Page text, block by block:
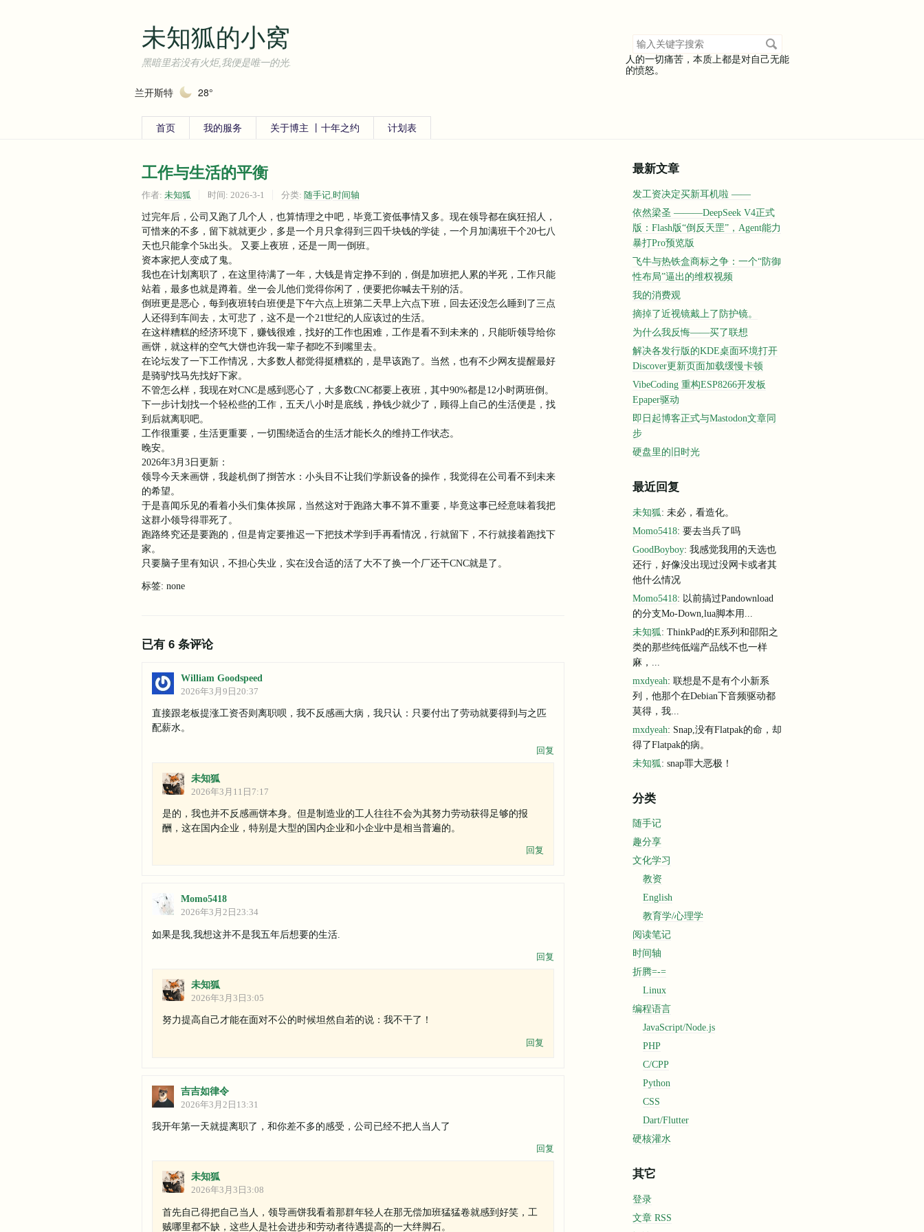
未知狐的小窝
黑暗里若没有火炬,我便是唯一的光.
搜
索
关
键
人的一切痛苦，本质上都是对自己无能
的愤怒。
兰开斯特 28°
首页 我的服务 关于博主 丨十年之约 计划表
工作与生活的平衡
作者: 未知狐 时间: 2026-3-1 分类: 随手记 时间轴
过完年后，公司又跑了几个人，也算情理之中吧，毕竟工资低事情又多。现在领导都在疯狂招人，
可惜来的不多，留下就就更少，多是一个月只拿得到三四千块钱的学徒，一个月加满班干个20七八
天也只能拿个5k出头。 又要上夜班，还是一周一倒班。
资本家把人变成了鬼。
我也在计划离职了，在这里待满了一年，大钱是肯定挣不到的，倒是加班把人累的半死，工作只能
站着，最多也就是蹲着。坐一会儿他们觉得你闲了，便要把你喊去干别的活。
倒班更是恶心，每到夜班转白班便是下午六点上班第二天早上六点下班，回去还没怎么睡到了三点
人还得到车间去，太可悲了，这不是一个21世纪的人应该过的生活。
在这样糟糕的经济环境下，赚钱很难，找好的工作也困难，工作是看不到未来的，只能听领导给你
画饼，就这样的空气大饼也许我一辈子都吃不到嘴里去。
在论坛发了一下工作情况，大多数人都觉得挺糟糕的，是早该跑了。当然，也有不少网友提醒最好
是骑驴找马先找好下家。
不管怎么样，我现在对CNC是感到恶心了，大多数CNC都要上夜班，其中90%都是12小时两班倒。
下一步计划找一个轻松些的工作，五天八小时是底线，挣钱少就少了，顾得上自己的生活便是，找
到后就离职吧。
工作很重要，生活更重要，一切围绕适合的生活才能长久的维持工作状态。
晚安。
2026年3月3日更新：
领导今天来画饼，我趁机倒了捯苦水：小头目不让我们学新设备的操作，我觉得在公司看不到未来
的希望。
于是喜闻乐见的看着小头们集体挨屌，当然这对于跑路大事不算不重要，毕竟这事已经意味着我把
这群小领导得罪死了。
跑路终究还是要跑的，但是肯定要推迟一下把技术学到手再看情况，行就留下，不行就接着跑找下
家。
只要脑子里有知识，不担心失业，实在没合适的活了大不了换一个厂还干CNC就是了。
标签: none
已有 6 条评论
William Goodspeed
2026年3月9日20:37
直接跟老板提涨工资否则离职呗，我不反感画大病，我只认：只要付出了劳动就要得到与之匹
配薪水。
回复
未知狐
2026年3月11日7:17
是的，我也并不反感画饼本身。但是制造业的工人往往不会为其努力劳动获得足够的报
酬，这在国内企业，特别是大型的国内企业和小企业中是相当普遍的。
回复
Momo5418
2026年3月2日23:34
如果是我,我想这并不是我五年后想要的生活.
回复
未知狐
2026年3月3日3:05
努力提高自己才能在面对不公的时候坦然自若的说：我不干了！
回复
吉吉如律令
2026年3月2日13:31
我开年第一天就提离职了，和你差不多的感受，公司已经不把人当人了
回复
未知狐
2026年3月3日3:08
首先自己得把自己当人，领导画饼我看着那群年轻人在那无偿加班猛猛卷就感到好笑，工
贼哪里都不缺，这些人是社会进步和劳动者待遇提高的一大绊脚石。
最新文章
发工资决定买新耳机啦 ——
依然梁圣 ———DeepSeek V4正式
版：Flash版“倒反天罡”，Agent能力
暴打Pro预览版
飞牛与热铁盒商标之争：一个“防御
性布局”逼出的维权视频
我的消费观
摘掉了近视镜戴上了防护镜。
为什么我反悔——买了联想
解决各发行版的KDE桌面环境打开
Discover更新页面加载缓慢卡顿
VibeCoding 重构ESP8266开发板
Epaper驱动
即日起博客正式与Mastodon文章同
步
硬盘里的旧时光
最近回复
未知狐: 未必，看造化。
Momo5418: 要去当兵了吗
GoodBoyboy: 我感觉我用的天选也
还行，好像没出现过没网卡或者其
他什么情况
Momo5418: 以前搞过Pandownload
的分支Mo-Down,lua脚本用...
未知狐: ThinkPad的E系列和邵阳之
类的那些纯低端产品线不也一样
麻，...
mxdyeah: 联想是不是有个小新系
列，他那个在Debian下音频驱动都
莫得，我...
mxdyeah: Snap,没有Flatpak的命，却
得了Flatpak的病。
未知狐: snap罪大恶极！
分类
随手记
趣分享
文化学习
教资
English
教育学/心理学
阅读笔记
时间轴
折腾=-=
Linux
编程语言
JavaScript/Node.js
PHP
C/CPP
Python
CSS
Dart/Flutter
硬核灌水
其它
登录
文章 RSS